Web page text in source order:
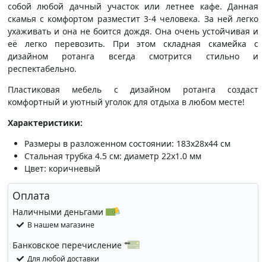
собой любой дачный участок или летнее кафе. Данная
скамья с комфортом разместит 3-4 человека. За ней легко
ухаживать и она не боится дождя. Она очень устойчивая и
её легко перевозить. При этом складная скамейка с
дизайном ротанга всегда смотрится стильно и
респектабельно.
Пластиковая мебель с дизайном ротанга создаст
комфортный и уютный уголок для отдыха в любом месте!
Характеристики:
Размеры в разложенном состоянии: 183x28x44 см
Стальная трубка 4.5 см: диаметр 22x1.0 мм
Цвет: коричневый
Оплата
Наличными деньгами
В нашем магазине
Банковское перечисление
Для любой доставки